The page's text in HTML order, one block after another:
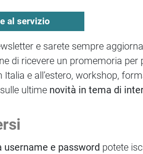
al servizio
e sarete sempre
di ricevere un promemoria per
Italia e all’estero, workshop,
ultime novità in tema di
username e password potete